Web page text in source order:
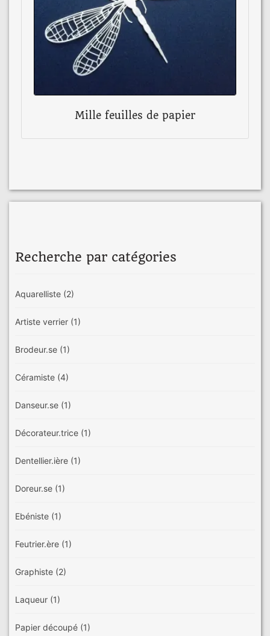
Recherche par catégories
Aquarelliste (2)
Artiste verrier (1)
Brodeur.se (1)
Céramiste (4)
Danseur.se (1)
Décorateur.trice (1)
Dentellier.ière (1)
Doreur.se (1)
Ebéniste (1)
Feutrier.ère (1)
Graphiste (2)
Laqueur (1)
Papier découpé (1)
Mille feuilles de papier